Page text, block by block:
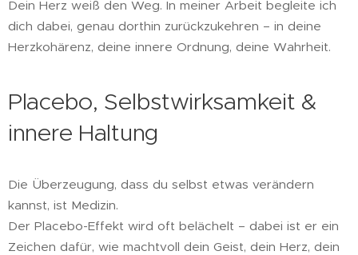
Dein Herz weiß den Weg. In meiner Arbeit begleite ich
dich dabei, genau dorthin zurückzukehren – in deine
Herzkohärenz, deine innere Ordnung, deine Wahrheit.
Placebo, Selbstwirksamkeit &
innere Haltung
Die Überzeugung, dass du selbst etwas verändern
kannst, ist Medizin.
Der Placebo-Effekt wird oft belächelt – dabei ist er ein
Zeichen dafür, wie machtvoll dein Geist, dein Herz, dein